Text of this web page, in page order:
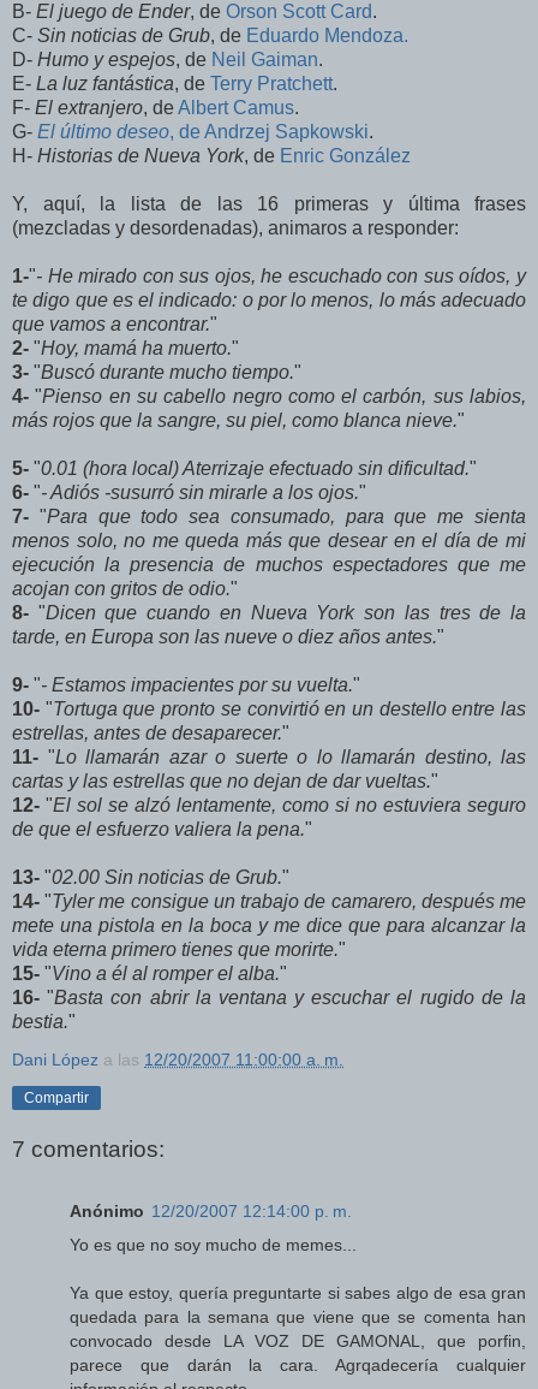
B- El juego de Ender, de Orson Scott Card.
C- Sin noticias de Grub, de Eduardo Mendoza.
D- Humo y espejos, de Neil Gaiman.
E- La luz fantástica, de Terry Pratchett.
F- El extranjero, deAlbert Camus.
G- El último deseo, de Andrzej Sapkowski.
H- Historias de Nueva York, de Enric González
Y, aquí, la lista de las 16 primeras y última frases
(mezcladas y desordenadas), animaros a responder:
1-"- He mirado con sus ojos, he escuchado con sus oídos, y
te digo que es el indicado: o por lo menos, lo más adecuado
que vamos a encontrar."
2- "Hoy, mamá ha muerto."
3- "Buscó durante mucho tiempo."
4-"Pienso en su cabello negro como el carbón, sus labios,
más rojos que la sangre, su piel, como blanca nieve."
5- "0.01 (hora local) Aterrizaje efectuado sin dificultad."
6- "- Adiós -susurró sin mirarle a los ojos."
7- "Para que todo sea consumado, para que me sienta
menos solo, no me queda más que desear en el día de mi
ejecución la presencia de muchos espectadores que me
acojan con gritos de odio."
8- "Dicen que cuando en Nueva York son las tres de la
tarde, en Europa son las nueve o diez años antes."
9- "- Estamos impacientes por su vuelta."
10- "Tortuga que pronto se convirtió en un destello entre las
estrellas, antes de desaparecer."
11- "Lo llamarán azar o suerte o lo llamarán destino, las
cartas y las estrellas que no dejan de dar vueltas."
12- "El sol se alzó lentamente, como si no estuviera seguro
de que el esfuerzo valiera la pena."
13- "02.00 Sin noticias de Grub."
14-"Tyler me consigue un trabajo de camarero, después me
mete una pistola en la boca y me dice que para alcanzar la
vida eterna primero tienes que morirte."
15- "Vino a él al romper el alba."
16-"Basta con abrir la ventana y escuchar el rugido de la
bestia."
Dani López a las 12/20/2007 11:00:00 a. m.
Compartir
7 comentarios:
Anónimo 12/20/2007 12:14:00 p. m.
Yo es que no soy mucho de memes...
Ya que estoy, quería preguntarte si sabes algo de esa gran
quedada para la semana que viene que se comenta han
convocado desde LA VOZ DE GAMONAL, que porfin,
parece que darán la cara. Agrqadecería cualquier